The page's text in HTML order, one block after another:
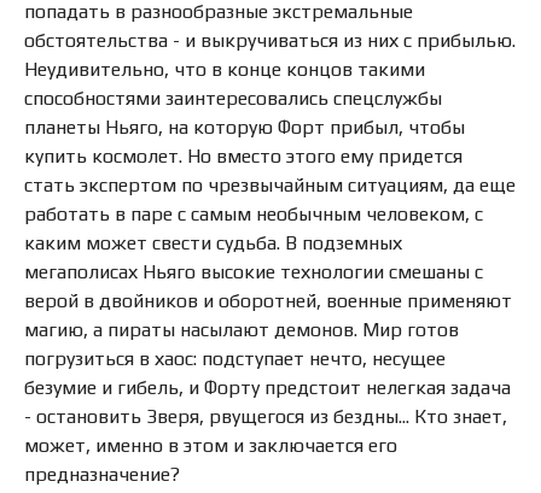
попадать в разнообразные экстремальные
обстоятельства - и выкручиваться из них с прибылью.
Неудивительно, что в конце концов такими
способностями заинтересовались спецслужбы
планеты Ньяго, на которую Форт прибыл, чтобы
купить космолет. Но вместо этого ему придется
стать экспертом по чрезвычайным ситуациям, да еще
работать в паре с самым необычным человеком, с
каким может свести судьба. В подземных
мегаполисах Ньяго высокие технологии смешаны с
верой в двойников и оборотней, военные применяют
магию, а пираты насылают демонов. Мир готов
погрузиться в хаос: подступает нечто, несущее
безумие и гибель, и Форту предстоит нелегкая задача
- остановить Зверя, рвущегося из бездны... Кто знает,
может, именно в этом и заключается его
предназначение?